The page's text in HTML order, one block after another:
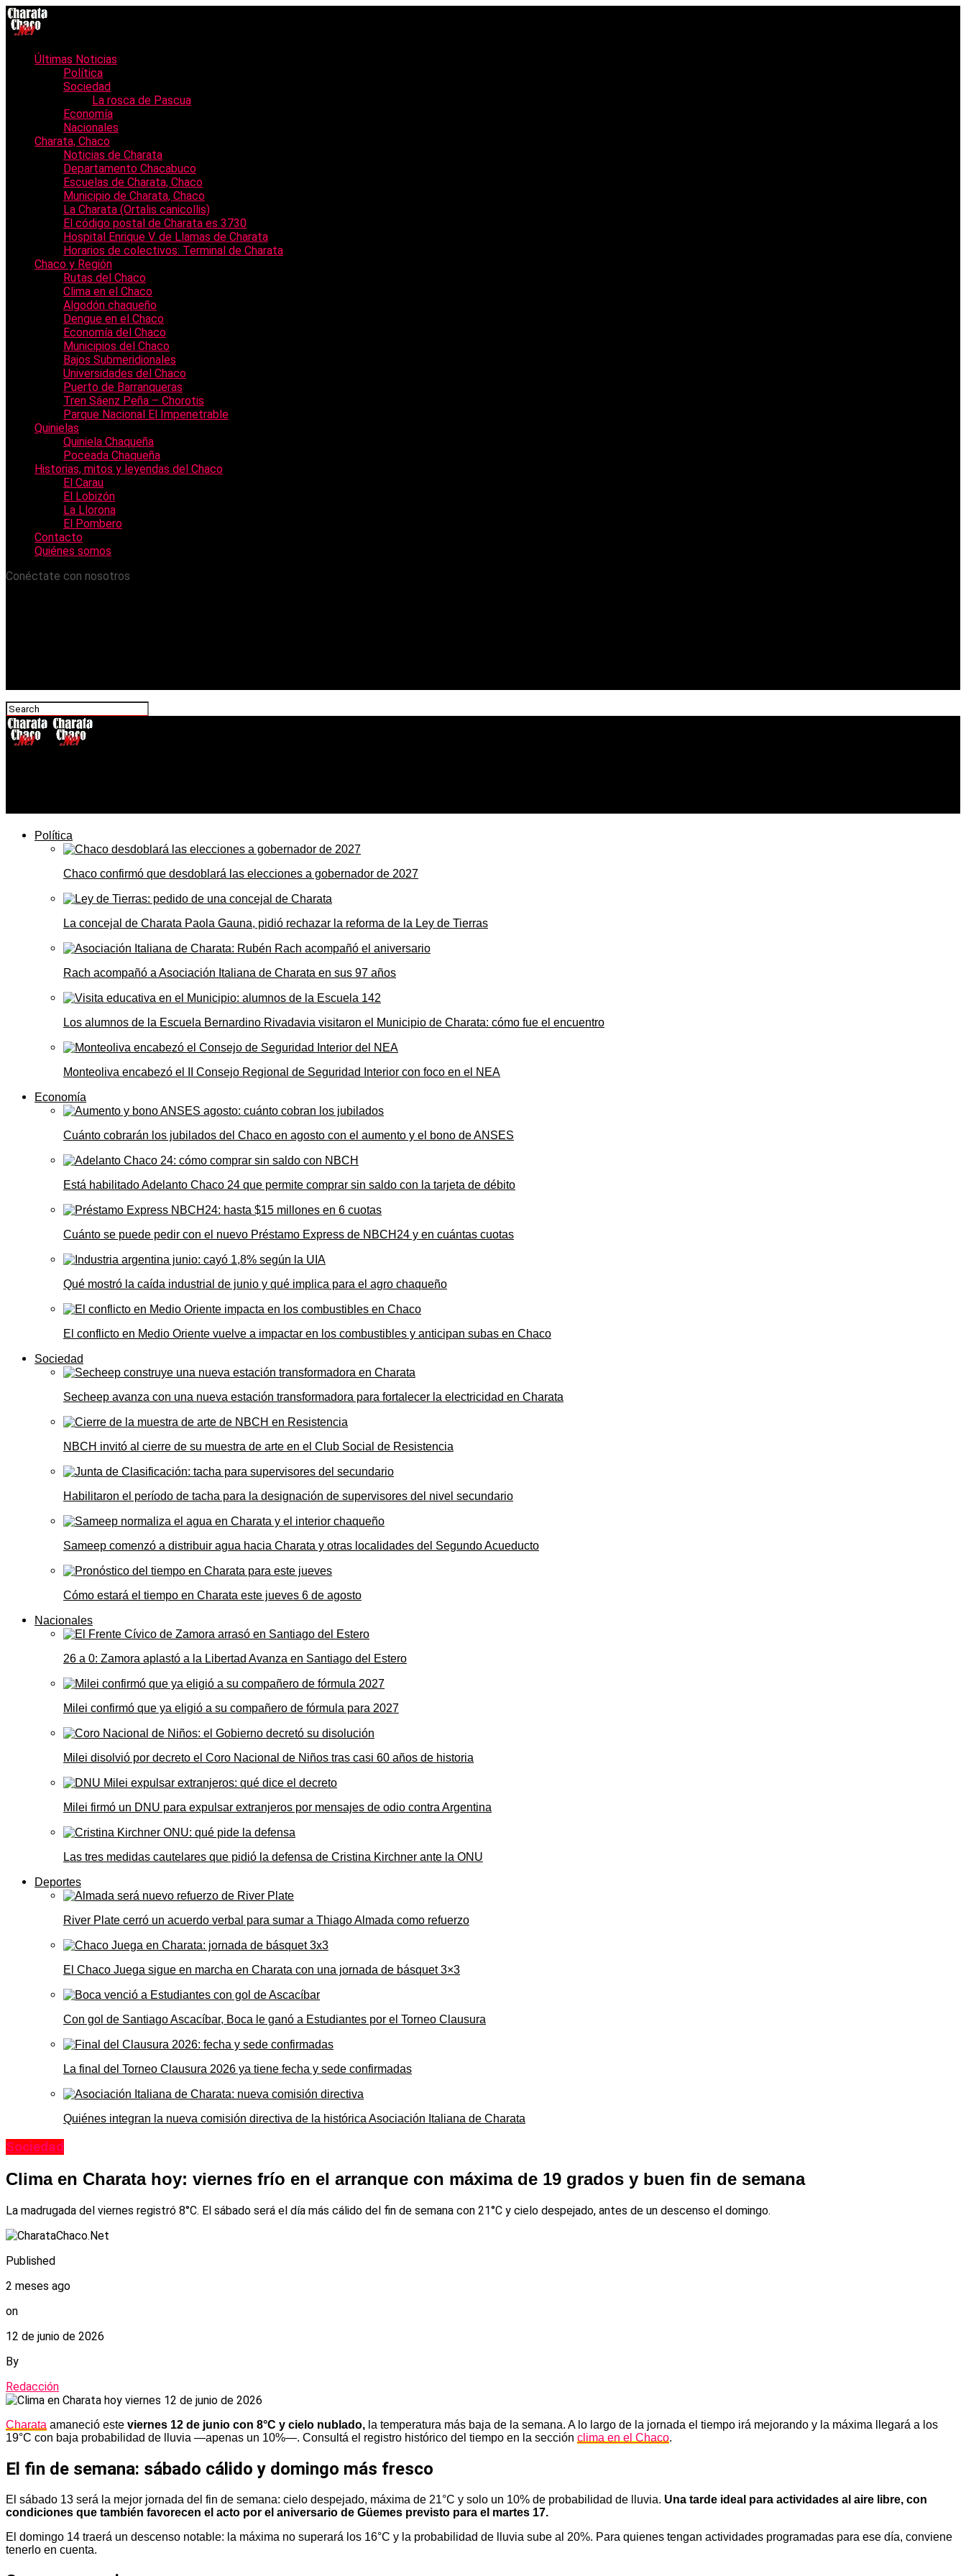
Últimas Noticias
Política
Sociedad
La rosca de Pascua
Economía
Nacionales
Charata, Chaco
Noticias de Charata
Departamento Chacabuco
Escuelas de Charata, Chaco
Municipio de Charata, Chaco
La Charata (Ortalis canicollis)
El código postal de Charata es 3730
Hospital Enrique V. de Llamas de Charata
Horarios de colectivos: Terminal de Charata
Chaco y Región
Rutas del Chaco
Clima en el Chaco
Algodón chaqueño
Dengue en el Chaco
Economía del Chaco
Municipios del Chaco
Bajos Submeridionales
Universidades del Chaco
Puerto de Barranqueras
Tren Sáenz Peña – Chorotis
Parque Nacional El Impenetrable
Quinielas
Quiniela Chaqueña
Poceada Chaqueña
Historias, mitos y leyendas del Chaco
El Carau
El Lobizón
La Llorona
El Pombero
Contacto
Quiénes somos
Conéctate con nosotros
Política
Chaco confirmó que desdoblará las elecciones a gobernador de 2027
La concejal de Charata Paola Gauna, pidió rechazar la reforma de la Ley de Tierras
Rach acompañó a Asociación Italiana de Charata en sus 97 años
Los alumnos de la Escuela Bernardino Rivadavia visitaron el Municipio de Charata: cómo fue el encuentro
Monteoliva encabezó el II Consejo Regional de Seguridad Interior con foco en el NEA
Economía
Cuánto cobrarán los jubilados del Chaco en agosto con el aumento y el bono de ANSES
Está habilitado Adelanto Chaco 24 que permite comprar sin saldo con la tarjeta de débito
Cuánto se puede pedir con el nuevo Préstamo Express de NBCH24 y en cuántas cuotas
Qué mostró la caída industrial de junio y qué implica para el agro chaqueño
El conflicto en Medio Oriente vuelve a impactar en los combustibles y anticipan subas en Chaco
Sociedad
Secheep avanza con una nueva estación transformadora para fortalecer la electricidad en Charata
NBCH invitó al cierre de su muestra de arte en el Club Social de Resistencia
Habilitaron el período de tacha para la designación de supervisores del nivel secundario
Sameep comenzó a distribuir agua hacia Charata y otras localidades del Segundo Acueducto
Cómo estará el tiempo en Charata este jueves 6 de agosto
Nacionales
26 a 0: Zamora aplastó a la Libertad Avanza en Santiago del Estero
Milei confirmó que ya eligió a su compañero de fórmula para 2027
Milei disolvió por decreto el Coro Nacional de Niños tras casi 60 años de historia
Milei firmó un DNU para expulsar extranjeros por mensajes de odio contra Argentina
Las tres medidas cautelares que pidió la defensa de Cristina Kirchner ante la ONU
Deportes
River Plate cerró un acuerdo verbal para sumar a Thiago Almada como refuerzo
El Chaco Juega sigue en marcha en Charata con una jornada de básquet 3×3
Con gol de Santiago Ascacíbar, Boca le ganó a Estudiantes por el Torneo Clausura
La final del Torneo Clausura 2026 ya tiene fecha y sede confirmadas
Quiénes integran la nueva comisión directiva de la histórica Asociación Italiana de Charata
Sociedad
Clima en Charata hoy: viernes frío en el arranque con máxima de 19 grados y buen fin de semana
La madrugada del viernes registró 8°C. El sábado será el día más cálido del fin de semana con 21°C y cielo despejado, antes de un descenso el domingo.
Published
2 meses ago
on
12 de junio de 2026
By
Redacción
Charata amaneció este viernes 12 de junio con 8°C y cielo nublado, la temperatura más baja de la semana. A lo largo de la jornada el tiempo irá mejorando y la máxima llegará a los
19°C con baja probabilidad de lluvia —apenas un 10%—. Consultá el registro histórico del tiempo en la sección clima en el Chaco.
El fin de semana: sábado cálido y domingo más fresco
El sábado 13 será la mejor jornada del fin de semana: cielo despejado, máxima de 21°C y solo un 10% de probabilidad de lluvia. Una tarde ideal para actividades al aire libre, con
condiciones que también favorecen el acto por el aniversario de Güemes previsto para el martes 17.
El domingo 14 traerá un descenso notable: la máxima no superará los 16°C y la probabilidad de lluvia sube al 20%. Para quienes tengan actividades programadas para ese día, conviene
tenerlo en cuenta.